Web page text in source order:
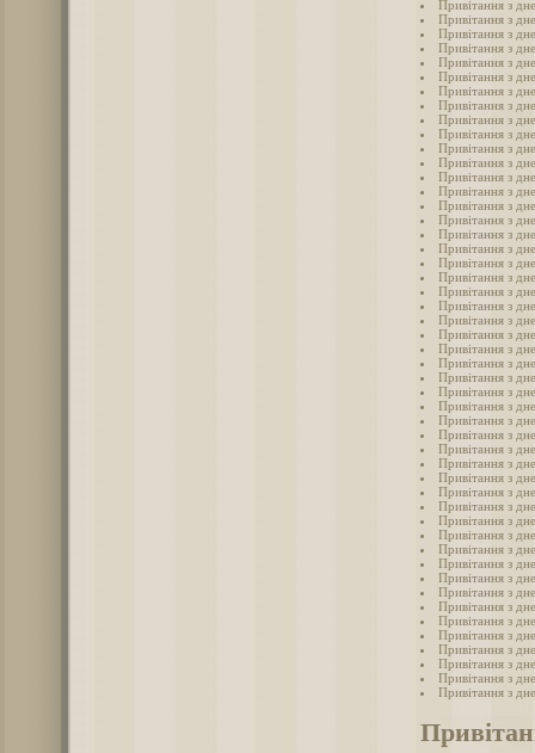
Привітання з
Привітання з
Привітання з
Привітання з
Привітання з
Привітання з
Привітання з
Привітання з
Привітання з
Привітання з
Привітання з
Привітання з
Привітання з
Привітання з
Привітання з
Привітання з
Привітання з
Привітання з
Привітання з
Привітання з
Привітання з
Привітання з
Привітання з
Привітання з
Привітання з
Привітання з
Привітання з
Привітання з
Привітання з
Привітання з
Привітання з
Привітання з
Привітання з
Привітання з
Привітання з
Привітання з
Привітання з
Привітання з
Привітання з
Привітання з
Привітання з
Привітання з
Привітання з
Привітання з
Привітання з
Привітання з
Привітання з
Привітання з
Привітання з